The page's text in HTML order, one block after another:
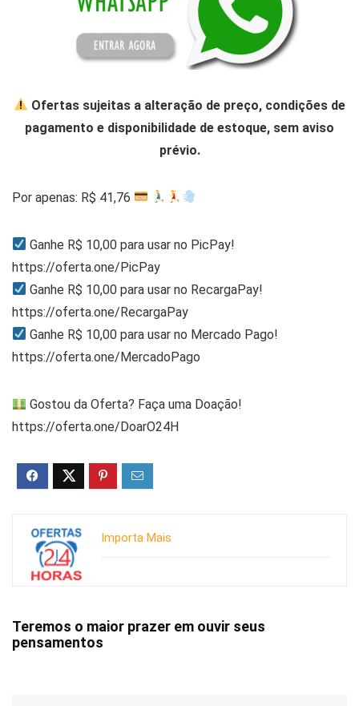
Ofertas sujeitas a alteração de preço, condições de
pagamento e disponibilidade de estoque, sem aviso
prévio.
Por apenas: R$ 41,76
Ganhe R$ 10,00 para usar no PicPay!
https://oferta.one/PicPay
Ganhe R$ 10,00 para usar no RecargaPay!
https://oferta.one/RecargaPay
Ganhe R$ 10,00 para usar no Mercado Pago!
https://oferta.one/MercadoPago
Gostou da Oferta? Faça uma Doação!
https://oferta.one/DoarO24H
Importa Mais
Teremos o maior prazer em ouvir seus
pensamentos